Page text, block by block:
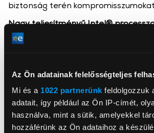
Az Ön adatainak felelősségteljes
Mi és a 1022 partnerünk feldolgozzuk
adatait, így például az Ön IP-címét,
használva, mint a sütik, amelyekkel
hozzáférünk az Ön adataihoz a
biztonság terén
Nagy teljesítményű Intel®
Gyorsítsa fel nagy